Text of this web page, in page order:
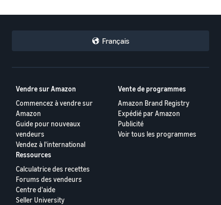
Français
Vendre sur Amazon
Commencez à vendre sur
Amazon
Guide pour nouveaux
vendeurs
Vendez à l'international
Vente de programmes
Amazon Brand Registry
Expédié par Amazon
Publicité
Voir tous les programmes
Ressources
Calculatrice des recettes
Forums des vendeurs
Centre d'aide
Seller University